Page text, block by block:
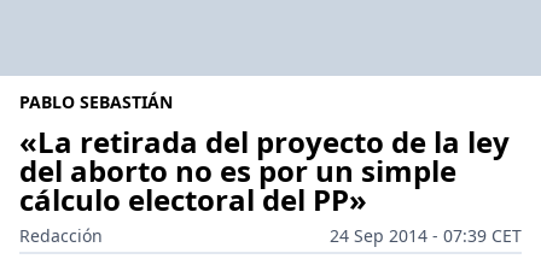
PABLO SEBASTIÁN
«La retirada del proyecto de la ley
del aborto no es por un simple
cálculo electoral del PP»
Redacción
24 Sep 2014 - 07:39 CET